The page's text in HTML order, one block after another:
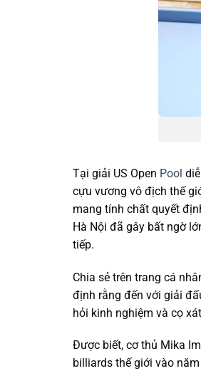
Tại giải US Open Pool
cựu vương vô địch thế
mang tính chất quyết
Hà Nội đã gây bất ngờ
tiếp.
Chia sẻ trên trang cá
định rằng đến với giải
hỏi kinh nghiệm và cọ
Được biết, cơ thủ Mika
billiards thế giới vào